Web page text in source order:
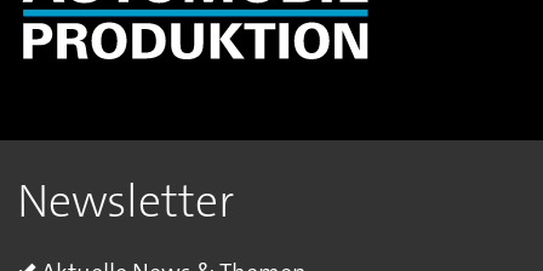
Newsletter